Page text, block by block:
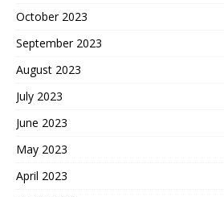
October 2023
September 2023
August 2023
July 2023
June 2023
May 2023
April 2023